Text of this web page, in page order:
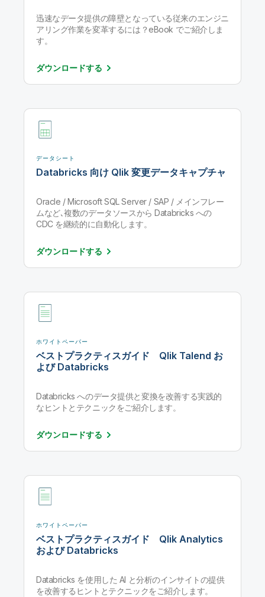
迅速なデータ提供の障壁となっている従来のエンジニ
アリング作業を変革するには？eBook でご紹介しま
す。
ダウンロードする
データシート
Databricks 向け Qlik 変更データキャプチャ
Oracle / Microsoft SQL Server / SAP / メインフレー
ムなど､複数のデータソースから Databricks への
CDC を継続的に自動化します。
ダウンロードする
ホワイトペーパー
ベストプラクティスガイド Qlik Talend お
よび Databricks
Databricks へのデータ提供と変換を改善する実践的
なヒントとテクニックをご紹介します。
ダウンロードする
ホワイトペーパー
ベストプラクティスガイド Qlik Analytics
および Databricks
Databricks を使用した AI と分析のインサイトの提供
を改善するヒントとテクニックをご紹介します。